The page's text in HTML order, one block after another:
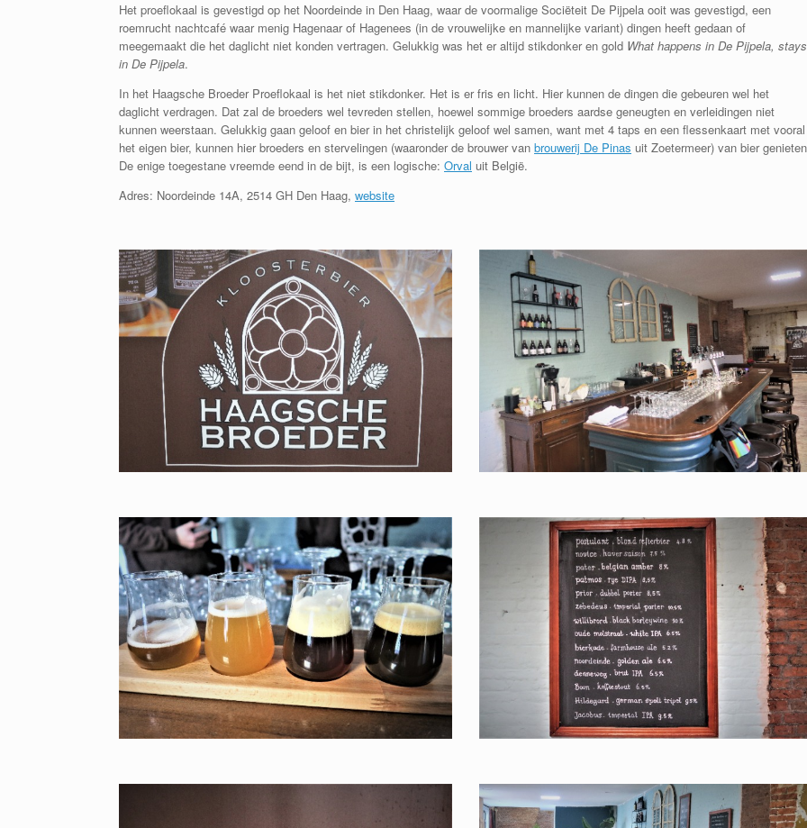
Het proeflokaal is gevestigd op het Noordeinde in Den Haag, waar de voormalige Sociëteit De Pijpela ooit was gevestigd, een
roemrucht nachtcafé waar menig Hagenaar of Hagenees (in de vrouwelijke en mannelijke variant) dingen heeft gedaan of
meegemaakt die het daglicht niet konden vertragen. Gelukkig was het er altijd stikdonker en gold What happens in De Pijpela, stays
in De Pijpela.
In het Haagsche Broeder Proeflokaal is het niet stikdonker. Het is er fris en licht. Hier kunnen de dingen die gebeuren wel het
daglicht verdragen. Dat zal de broeders wel tevreden stellen, hoewel sommige broeders aardse geneugten en verleidingen niet
kunnen weerstaan. Gelukkig gaan geloof en bier in het christelijk geloof wel samen, want met 4 taps en een flessenkaart met vooral
het eigen bier, kunnen hier broeders en stervelingen (waaronder de brouwer van brouwerij De Pinas uit Zoetermeer) van bier
De enige toegestane vreemde eend in de bijt, is een logische: Orval uit België.
Adres: Noordeinde 14A, 2514 GH Den Haag, website